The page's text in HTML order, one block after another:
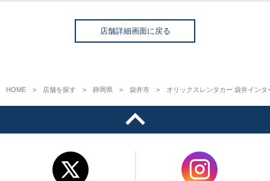
店舗詳細画面に戻る
HOME 店舗を探す 静岡県 袋井市 オリックスレンタカー 袋井インタ